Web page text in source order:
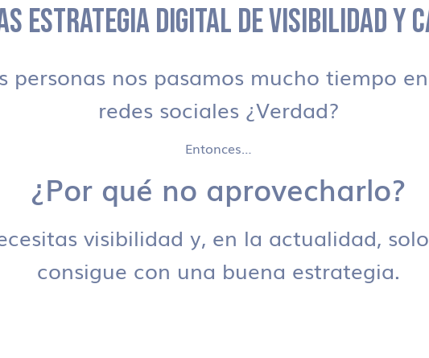
ESTRATEGIA DIGITAL DE VISIBILIDAD Y
personas nos pasamos mucho tiempo
redes sociales ¿Verdad?
Entonces…
¿Por qué no aprovecharlo?
visibilidad y, en la actualidad,
consigue con una buena estrategia.